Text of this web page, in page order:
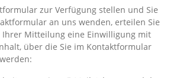
zur Verfügung stellen und Sie
an uns wenden, erteilen Sie
Mitteilung eine Einwilligung mit
über die Sie im Kontaktformular